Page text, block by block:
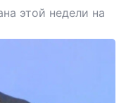
этой недели на